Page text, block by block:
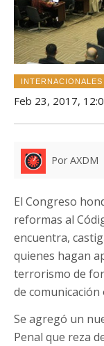
INTERNACIONALES
Feb 23, 2017,
Por AXDM
El Congreso
reformas al
encuentra,
quienes hagan
terrorismo de
de
Se agregó un
Penal que reza